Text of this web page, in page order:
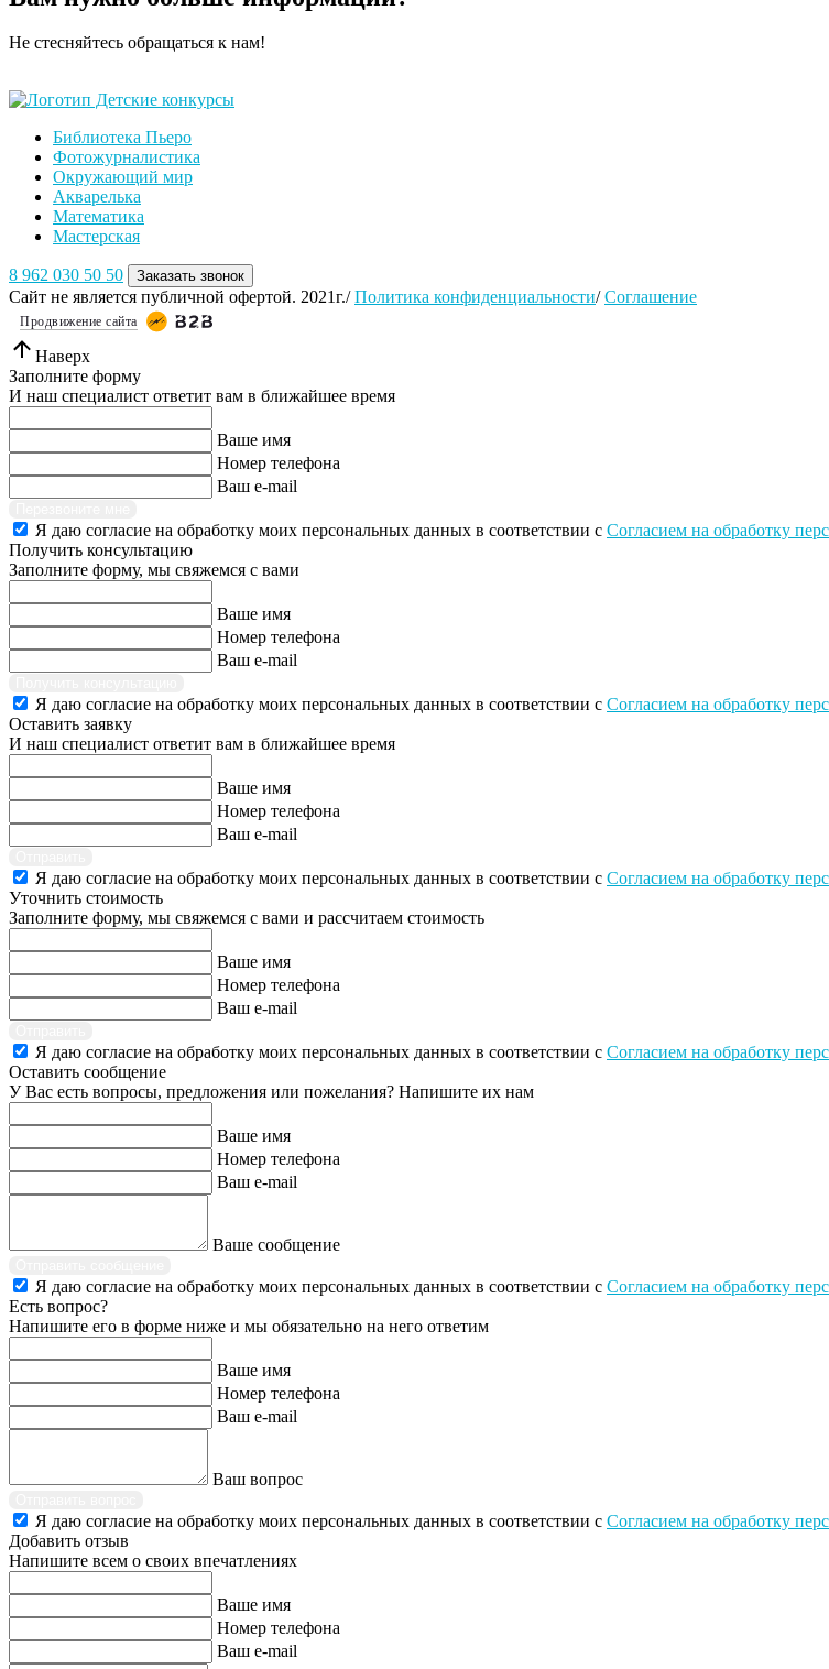
Не стесняйтесь обращаться к нам!
Библиотека Пьеро
Фотожурналистика
Окружающий мир
Акварелька
Математика
Мастерская
8 962 030 50 50 Заказать звонок
Сайт не является публичной офертой. 2021г./Политика конфиденциальности/ Соглашение
Продвижение сайта
Наверх
Заполните форму
И наш специалист ответит вам в ближайшее время
Ваше имя
Номер телефона
Ваш e-mail
Я даю согласие на обработку моих персональных данных в соответствии с Согласием на обработку
Получить консультацию
Заполните форму, мы свяжемся с вами
Ваше имя
Номер телефона
Ваш e-mail
Я даю согласие на обработку моих персональных данных в соответствии с Согласием на обработку
Оставить заявку
И наш специалист ответит вам в ближайшее время
Ваше имя
Номер телефона
Ваш e-mail
Я даю согласие на обработку моих персональных данных в соответствии с Согласием на обработку
Уточнить стоимость
Заполните форму, мы свяжемся с вами и рассчитаем стоимость
Ваше имя
Номер телефона
Ваш e-mail
Я даю согласие на обработку моих персональных данных в соответствии с Согласием на обработку
Оставить сообщение
У Вас есть вопросы, предложения или пожелания? Напишите их нам
Ваше имя
Номер телефона
Ваш e-mail
Ваше сообщение
Я даю согласие на обработку моих персональных данных в соответствии с Согласием на обработку
Есть вопрос?
Напишите его в форме ниже и мы обязательно на него ответим
Ваше имя
Номер телефона
Ваш e-mail
Ваш вопрос
Я даю согласие на обработку моих персональных данных в соответствии с Согласием на обработку
Добавить отзыв
Напишите всем о своих впечатлениях
Ваше имя
Номер телефона
Ваш e-mail